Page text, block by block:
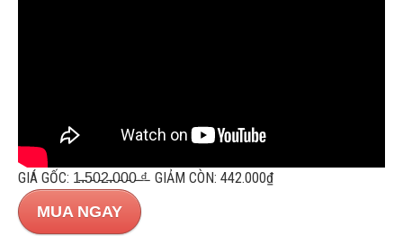
GIÁ GỐC: 1̵.̵5̵0̵2̵.̵0̵0̵0̵ ̵₫̵ GIẢM CÒN: 442.000₫
MUA NGAY